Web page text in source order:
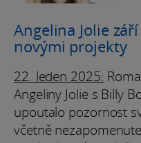
Angelina Jolie
novými projekty
22. leden 2025:
Angeliny Jolie s Billy
upoutalo pozornost
včetně